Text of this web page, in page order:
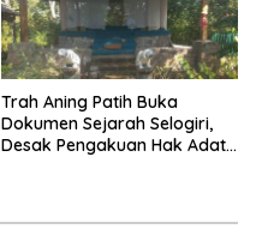
Trah Aning Patih Buka
Dokumen Sejarah Selogiri,
Desak Pengakuan Hak Adat